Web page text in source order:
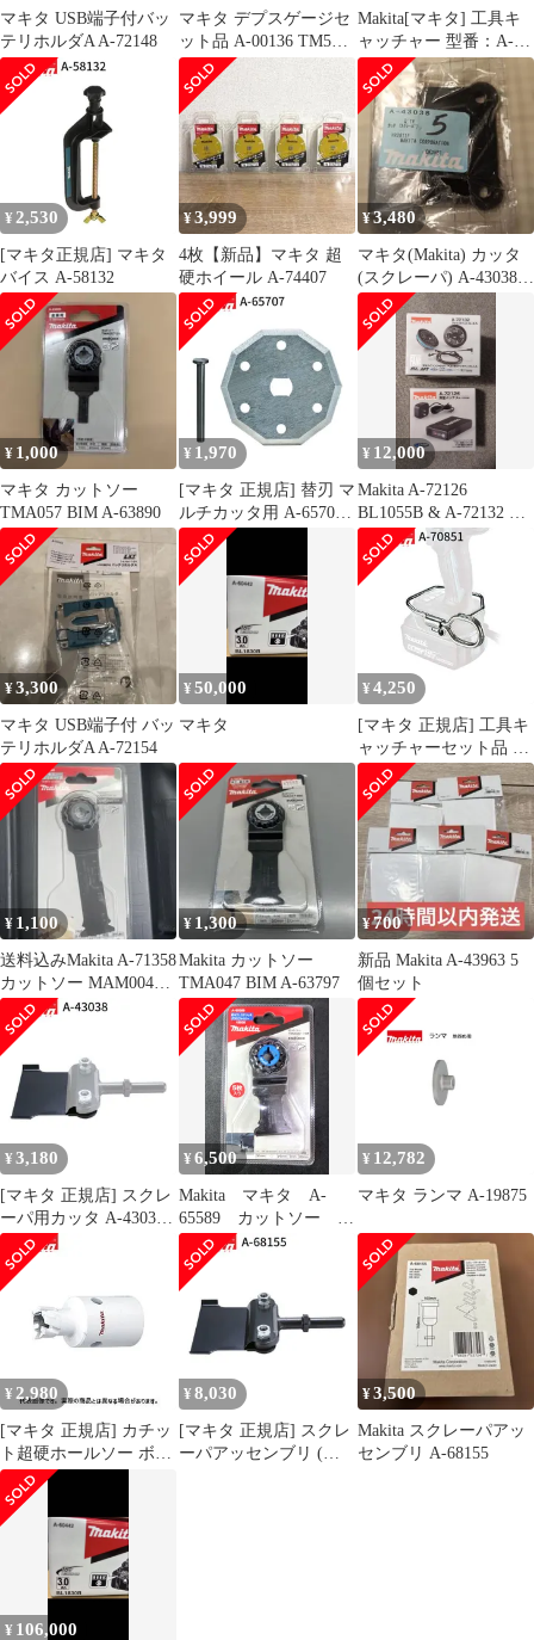
マキタ USB端子付バッ
テリホルダA A-72148
マキタ デプスゲージセ
ット品 A-00136 TM53D
用
Makita[マキタ] 工具キ
ャッチャー 型番：A-
58419 新品未使用品
¥ 2,530
[マキタ正規店] マキタ
バイス A-58132
¥3,999
4枚【新品】マキタ 超
硬ホイール A-74407
¥3,480
マキタ(Makita) カッタ
(スクレーパ) A-43038 5
個セット
¥ 1,000
マキタ カットソー
TMA057 BIM A-63890
¥ 1,970
[マキタ 正規店] 替刃 マ
ルチカッタ用 A-65707
ロックピン付(刃物交換
用)
¥ 12,000
Makita A-72126
BL1055B & A-72132 セ
ット
¥3,300
マキタ USB端子付 バッ
テリホルダA A-72154
¥50,000
マキタ
¥ 4,250
[マキタ 正規店] 工具キ
ャッチャーセット品 A-
70851
¥ 1,100
送料込みMakita A-71358
カットソー MAM004
SK一枚
¥ 1,300
Makita カットソー
TMA047 BIM A-63797
¥700
新品 Makita A-43963 5
個セット
¥ 3,180
[マキタ 正規店] スクレ
ーパ用カッタ A-43038
スクレーパー
¥6,500
Makita マキタ A-
65589 カットソー
TMA061HM
¥ 12,782
マキタ ランマ A-19875
¥ 2,980
[マキタ 正規店] カチッ
ト超硬ホールソー ボデ
ィのみ 片刃仕様 A-
36996(14mm) A-
37007(15mm) A-
37013(16mm) A-
37029(17mm) A-
37035(18mm) A-
37041(19mm) A-
37057(20mm)
¥ 8,030
[マキタ 正規店] スクレ
ーパアッセンブリ (六
¥3,500
Makita スクレーパアッ
センブリ A-68155
¥ 106,000